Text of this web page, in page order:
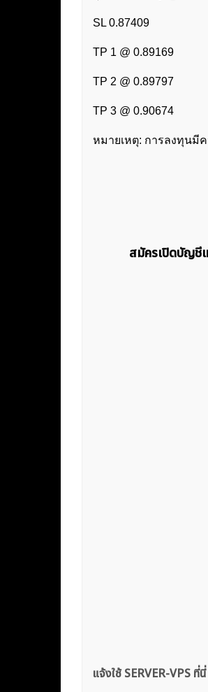
SL 0.87409
TP 1 @ 0.89169
TP 2 @ 0.89797
TP 3 @ 0.90674
หมายเหตุ: การลงทุนมี
สมัครเปิดบัญชี
แจ้งใช้ SERVER-VPS ที่นี่